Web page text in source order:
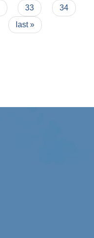
33
34
last »